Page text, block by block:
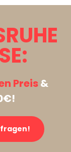
Preis&